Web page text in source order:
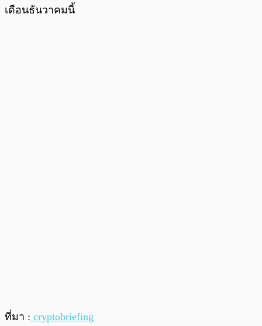
เดือนธันวาคมนี้
ที่มา : cryptobriefing